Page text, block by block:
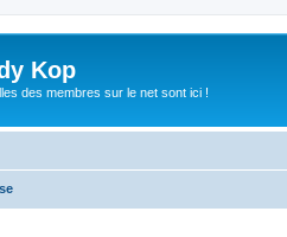
Kop
des membres sur le net sont ici !